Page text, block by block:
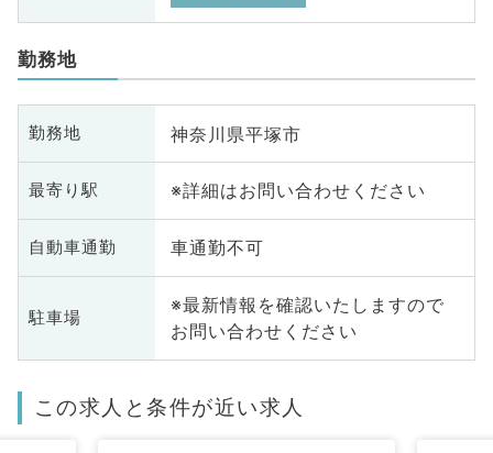
勤務地
勤務地 神奈川県平塚市
最寄り駅 ※詳細はお問い合わせください
自動車通勤 車通勤不可
駐車場
※最新情報を確認いたしますので
お問い合わせください
この求人と条件が近い求人